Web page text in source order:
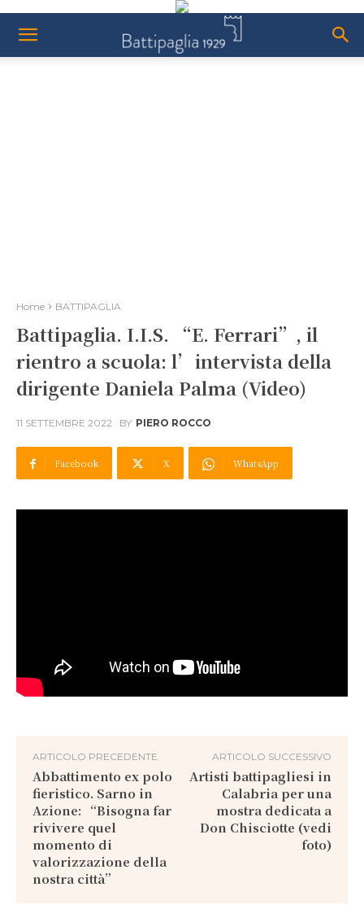
Home BATTIPAGLIA
Battipaglia. I.I.S. “E. Ferrari”, il
rientro a scuola: l’intervista della
dirigente Daniela Palma (Video)
11 SETTEMBRE 2022 BY PIERO ROCCO
Facebook X WhatsApp
ARTICOLO PRECEDENTE
Abbattimento ex polo
fieristico. Sarno in
Azione: “Bisogna far
rivivere quel
momento di
valorizzazione della
nostra città”
ARTICOLO SUCCESSIVO
Artisti battipagliesi in
Calabria per una
mostra dedicata a
Don Chisciotte (vedi
foto)